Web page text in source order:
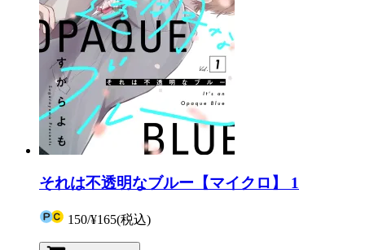
それは不透明なブルー【マイクロ】 1
150/¥165(税込)